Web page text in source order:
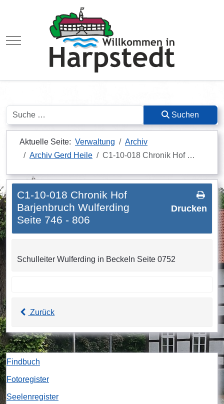
Mobile Menu Toggle
Suchen Suchen
Aktuelle Seite: Verwaltung
Archiv
Archiv Gerd Heile
C1-10-018 Chronik Hof …
Drucken
C1-10-018 Chronik Hof
Barjenbruch Wulferding
Seite 746 - 806
Schulleiter Wulferding in Beckeln Seite 0752
Zurück
Findbuch
Fotoregister
Seelenregister